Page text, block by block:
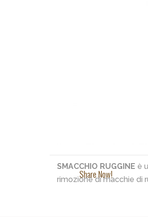
SMACCHIO RUGGINE è
rimozione di macchie di
Share Now!